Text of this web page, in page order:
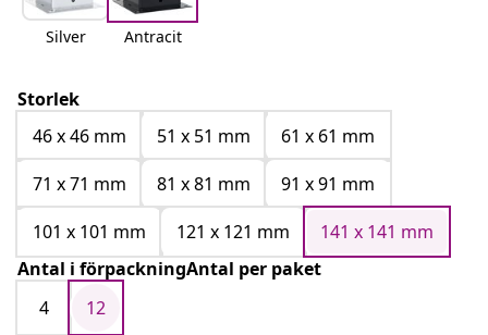
Silver Antracit
Storlek
46 x 46 mm
51 x 51 mm
61 x 61 mm
71 x 71 mm
81 x 81 mm
91 x 91 mm
101 x 101 mm
121 x 121 mm
141 x 141 mm
Antal i förpackningAntal per paket
4
12